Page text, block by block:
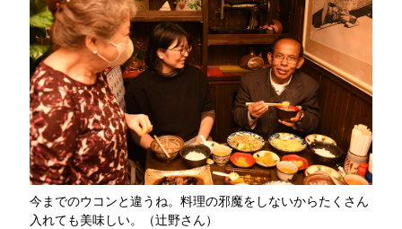
今までのウコンと違うね。料理の邪魔をしないからたくさん
入れても美味しい。（辻野さん）